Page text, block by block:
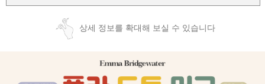
상세 정보를 확대해 보실 수 있습니다